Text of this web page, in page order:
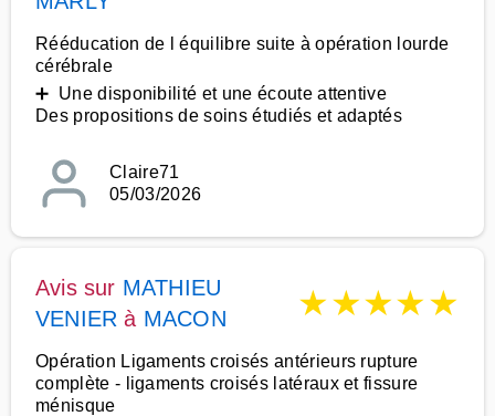
Rééducation de l équilibre suite à opération lourde
cérébrale
➕ Une disponibilité et une écoute attentive
Des propositions de soins étudiés et adaptés
Claire71
05/03/2026
Avis sur MATHIEU
VENIER à MACON ★★★★★
Opération Ligaments croisés antérieurs rupture
complète - ligaments croisés latéraux et fissure
ménisque